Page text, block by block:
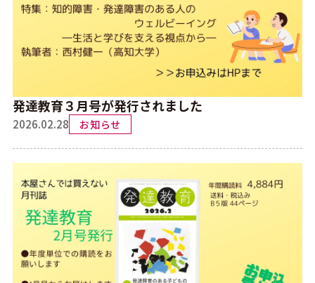
発達教育３月号が発行されました
2026.02.28 お知らせ